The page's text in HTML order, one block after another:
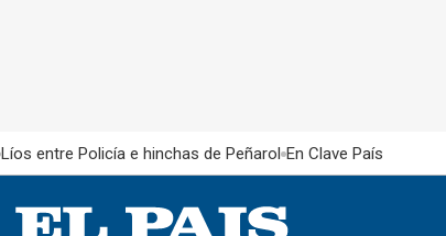
Líos entre Policía e hinchas de Peñarol En Clave País